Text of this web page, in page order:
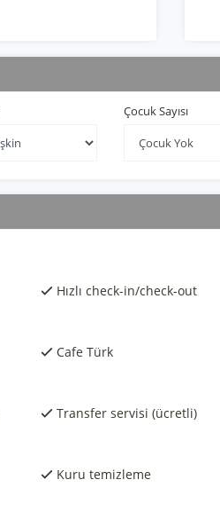
Çocuk Sayısı
Hızlı check-in/check-out
Cafe Türk
Transfer servisi (ücretli)
Kuru temizleme